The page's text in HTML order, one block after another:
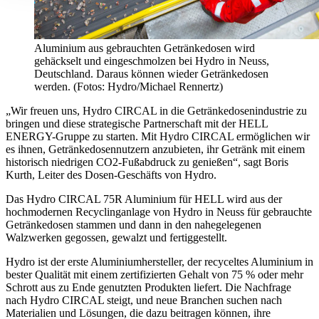
Aluminium aus gebrauchten Getränkedosen wird
gehäckselt und eingeschmolzen bei Hydro in Neuss,
Deutschland. Daraus können wieder Getränkedosen
werden. (Fotos: Hydro/Michael Rennertz)
„Wir freuen uns, Hydro CIRCAL in die Getränkedosenindustrie zu
bringen und diese strategische Partnerschaft mit der HELL
ENERGY-Gruppe zu starten. Mit Hydro CIRCAL ermöglichen wir
es ihnen, Getränkedosennutzern anzubieten, ihr Getränk mit einem
historisch niedrigen CO2-Fußabdruck zu genießen“, sagt Boris
Kurth, Leiter des Dosen-Geschäfts von Hydro.
Das Hydro CIRCAL 75R Aluminium für HELL wird aus der
hochmodernen Recyclinganlage von Hydro in Neuss für gebrauchte
Getränkedosen stammen und dann in den nahegelegenen
Walzwerken gegossen, gewalzt und fertiggestellt.
Hydro ist der erste Aluminiumhersteller, der recyceltes Aluminium in
bester Qualität mit einem zertifizierten Gehalt von 75 % oder mehr
Schrott aus zu Ende genutzten Produkten liefert. Die Nachfrage
nach Hydro CIRCAL steigt, und neue Branchen suchen nach
Materialien und Lösungen, die dazu beitragen können, ihre